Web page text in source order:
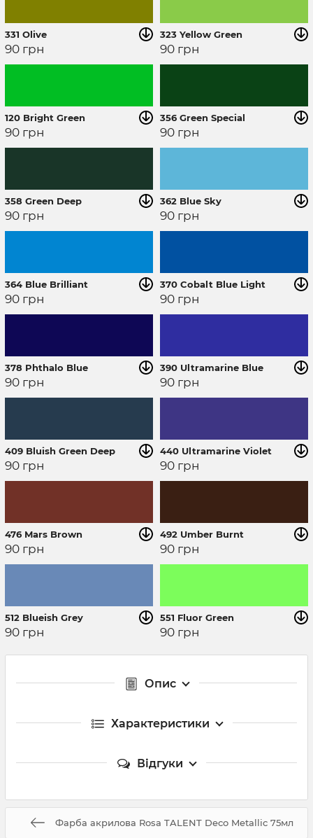
331 Olive
90 грн
323 Yellow Green
90 грн
120 Bright Green
90 грн
356 Green Special
90 грн
358 Green Deep
90 грн
362 Blue Sky
90 грн
364 Blue Brilliant
90 грн
370 Cobalt Blue Light
90 грн
378 Phthalo Blue
90 грн
390 Ultramarine Blue
90 грн
409 Bluish Green Deep
90 грн
440 Ultramarine Violet
90 грн
476 Mars Brown
90 грн
492 Umber Burnt
90 грн
512 Blueish Grey
90 грн
551 Fluor Green
90 грн
Опис
Характеристики
Відгуки
Фарба акрилова Rosa TALENT Deco Metallic 75мл